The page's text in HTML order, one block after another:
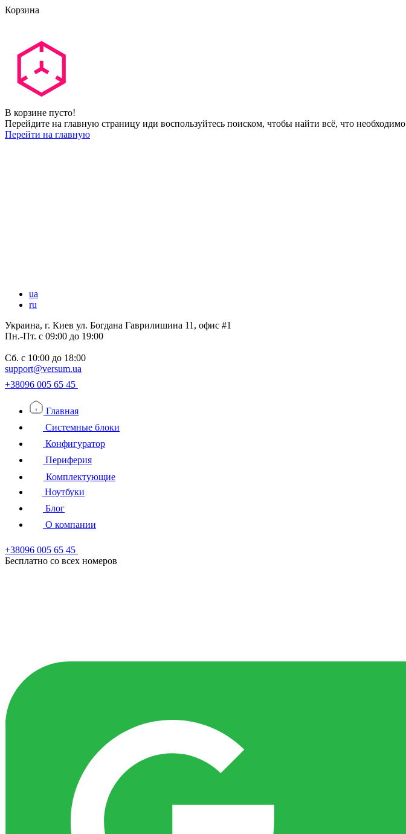
Корзина
В корзине пусто!
Перейдите на главную страницу иди воспользуйтесь поиском, чтобы найти всё, что необходимо
Перейти на главную
ua
ru
Украина, г. Киев ул. Богдана Гаврилишина 11, офис #1
Пн.-Пт. с 09:00 до 19:00
Сб. с 10:00 до 18:00
support@versum.ua
+38096 005 65 45
Главная
Системные блоки
Конфигуратор
Периферия
Комплектующие
Ноутбуки
Блог
О компании
+38096 005 65 45
Бесплатно со всех номеров